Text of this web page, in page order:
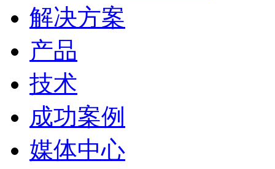
解决方案
产品
技术
成功案例
媒体中心